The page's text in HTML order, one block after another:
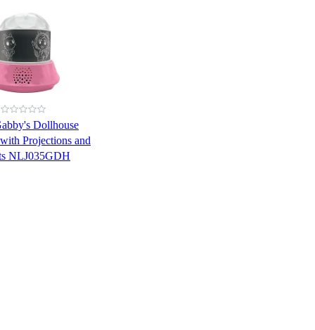
Dollhouse
Projections and
NLJ035GDH